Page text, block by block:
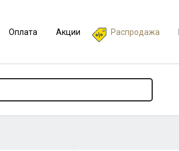
Оплата Акции Распродажа